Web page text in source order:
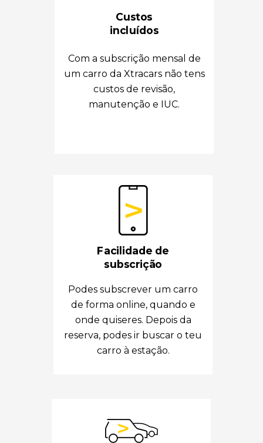
Custos
incluídos
Com a subscrição mensal de
um carro da Xtracars não tens
custos de revisão,
manutenção e IUC.
Facilidade de
subscrição
Podes subscrever um carro
de forma online, quando e
onde quiseres. Depois da
reserva, podes ir buscar o teu
carro à estação.